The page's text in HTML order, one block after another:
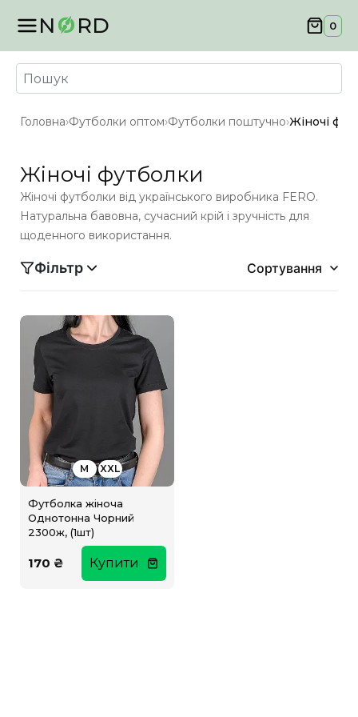
N RD 0
Головна›Футболки оптом›Футболки поштучно›Жіночі
Жіночі футболки
Жіночі футболки від українського виробника FERO.
Натуральна бавовна, сучасний крій і зручність для
щоденного використання.
Фільтр
M XXL
Футболка жіноча
Однотонна Чорний
2300ж, (1шт)
170 ₴ Купити